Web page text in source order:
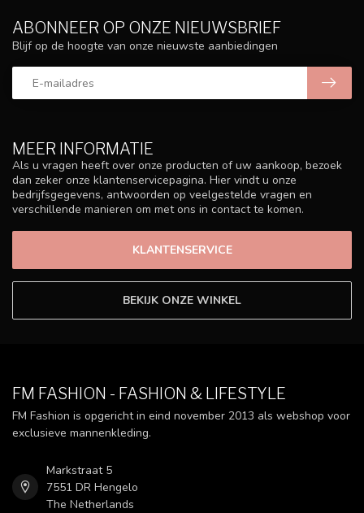
MEER INFORMATIE
Als u vragen heeft over onze producten of uw aankoop, bezoek
dan zeker onze klantenservicepagina. Hier vindt u onze
bedrijfsgegevens, antwoorden op veelgestelde vragen en
verschillende manieren om met ons in contact te komen.
KLANTENSERVICE
BEKIJK ONZE WINKEL
ABONNEER OP ONZE NIEUWSBRIEF
Blijf op de hoogte van onze nieuwste aanbiedingen
FM FASHION - FASHION & LIFESTYLE
FM Fashion is opgericht in eind november 2013 als webshop voor
exclusieve mannenkleding.
Markstraat 5
7551 DR Hengelo
The Netherlands